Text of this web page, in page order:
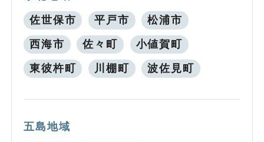
佐世保市 平戸市 松浦市
西海市 佐々町 小値賀町
東彼杵町 川棚町 波佐見町
五島地域